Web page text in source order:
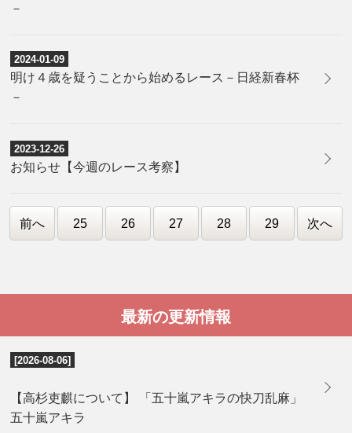
－
2024-01-09
明け４歳を疑うことから始めるレース－日経新春杯
－
2023-12-26
お知らせ【今週のレース考察】
前へ 25 26 27 28 29 次へ
最新の更新情報
[2026-08-06]
【高杉吏麒について】 「五十嵐アキラの快刀乱麻」
五十嵐アキラ